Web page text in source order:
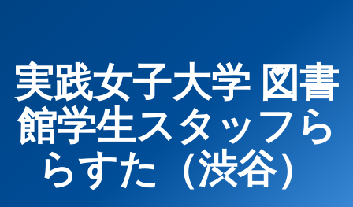
ー
実践女子大学 図書
館学生スタッフら
らすた（渋谷）